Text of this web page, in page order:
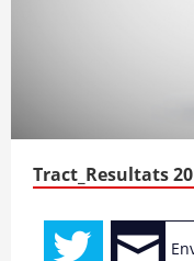
Tract_Resultats